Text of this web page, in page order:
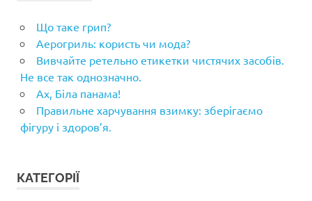
Що таке грип?
Аерогриль: користь чи мода?
Вивчайте ретельно етикетки чистячих засобів.
Не все так однозначно.
Ах, Біла панама!
Правильне харчування взимку: зберігаємо
фігуру і здоров’я.
КАТЕГОРІЇ